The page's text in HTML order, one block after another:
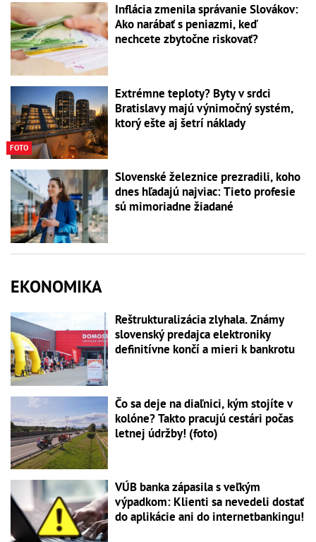
Inflácia zmenila správanie Slovákov:
Ako narábať s peniazmi, keď
nechcete zbytočne riskovať?
FOTO
Extrémne teploty? Byty v srdci
Bratislavy majú výnimočný systém,
ktorý ešte aj šetrí náklady
Slovenské železnice prezradili, koho
dnes hľadajú najviac: Tieto profesie
sú mimoriadne žiadané
EKONOMIKA
Reštrukturalizácia zlyhala. Známy
slovenský predajca elektroniky
definitívne končí a mieri k bankrotu
Čo sa deje na diaľnici, kým stojíte v
kolóne? Takto pracujú cestári počas
letnej údržby! (foto)
VÚB banka zápasila s veľkým
výpadkom: Klienti sa nevedeli dostať
do aplikácie ani do internetbankingu!